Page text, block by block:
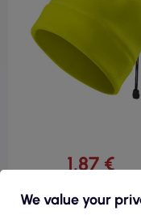
1,87 €
Sichere 2-in-1-Kappe
We value your